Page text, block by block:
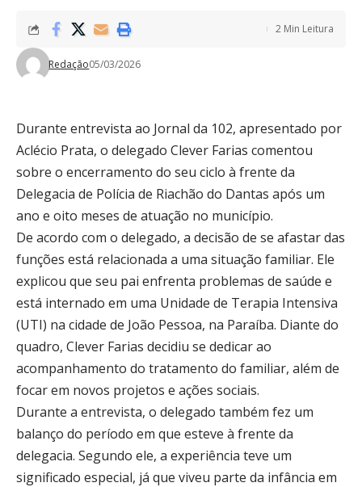
Redação05/03/2026
2 Min Leitura
Durante entrevista ao Jornal da 102, apresentado por
Aclécio Prata, o delegado Clever Farias comentou
sobre o encerramento do seu ciclo à frente da
Delegacia de Polícia de Riachão do Dantas após um
ano e oito meses de atuação no município.
De acordo com o delegado, a decisão de se afastar das
funções está relacionada a uma situação familiar. Ele
explicou que seu pai enfrenta problemas de saúde e
está internado em uma Unidade de Terapia Intensiva
(UTI) na cidade de João Pessoa, na Paraíba. Diante do
quadro, Clever Farias decidiu se dedicar ao
acompanhamento do tratamento do familiar, além de
focar em novos projetos e ações sociais.
Durante a entrevista, o delegado também fez um
balanço do período em que esteve à frente da
delegacia. Segundo ele, a experiência teve um
significado especial, já que viveu parte da infância em